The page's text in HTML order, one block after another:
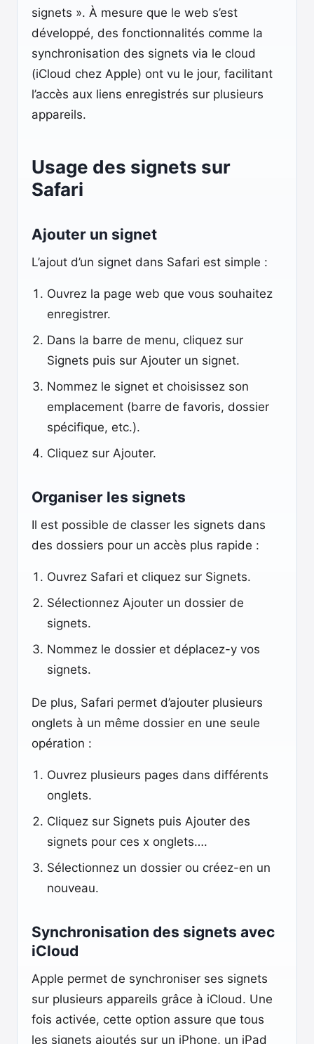
signets ». À mesure que le web s’est
développé, des fonctionnalités comme la
synchronisation des signets via le cloud
(iCloud chez Apple) ont vu le jour, facilitant
l’accès aux liens enregistrés sur plusieurs
appareils.
Usage des signets sur
Safari
Ajouter un signet
L’ajout d’un signet dans Safari est simple :
Ouvrez la page web que vous souhaitez
enregistrer.
Dans la barre de menu, cliquez sur
Signets puis sur Ajouter un signet.
Nommez le signet et choisissez son
emplacement (barre de favoris, dossier
spécifique, etc.).
Cliquez sur Ajouter.
Organiser les signets
Il est possible de classer les signets dans
des dossiers pour un accès plus rapide :
Ouvrez Safari et cliquez sur Signets.
Sélectionnez Ajouter un dossier de
signets.
Nommez le dossier et déplacez-y vos
signets.
De plus, Safari permet d’ajouter plusieurs
onglets à un même dossier en une seule
opération :
Ouvrez plusieurs pages dans différents
onglets.
Cliquez sur Signets puis Ajouter des
signets pour ces x onglets….
Sélectionnez un dossier ou créez-en un
nouveau.
Synchronisation des signets avec
iCloud
Apple permet de synchroniser ses signets
sur plusieurs appareils grâce à iCloud. Une
fois activée, cette option assure que tous
les signets ajoutés sur un iPhone, un iPad